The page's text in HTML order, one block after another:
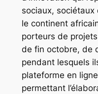
sociaux,
le continent
porteurs de
de fin octobre, de
pendant lesquels
plateforme en
permettant